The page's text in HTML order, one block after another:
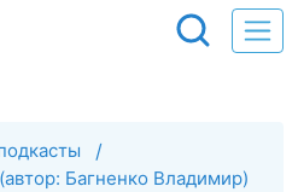
/
Багненко Владимир)